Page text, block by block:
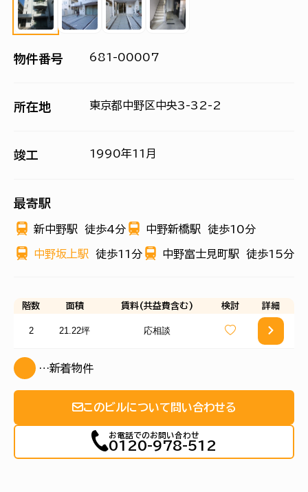
物件番号 681-00007
所在地 東京都中野区中央3-32-2
竣工 1990年11月
最寄駅
新中野駅 徒歩4分 中野新橋駅 徒歩10分
中野坂上駅 徒歩11分 中野富士見町駅 徒歩15分
階数 面積 賃料(共益費含む) 検討 詳細
2 21.22坪 応相談
…新着物件
このビルについて問い合わせる
お電話でのお問い合わせ
0120-978-512